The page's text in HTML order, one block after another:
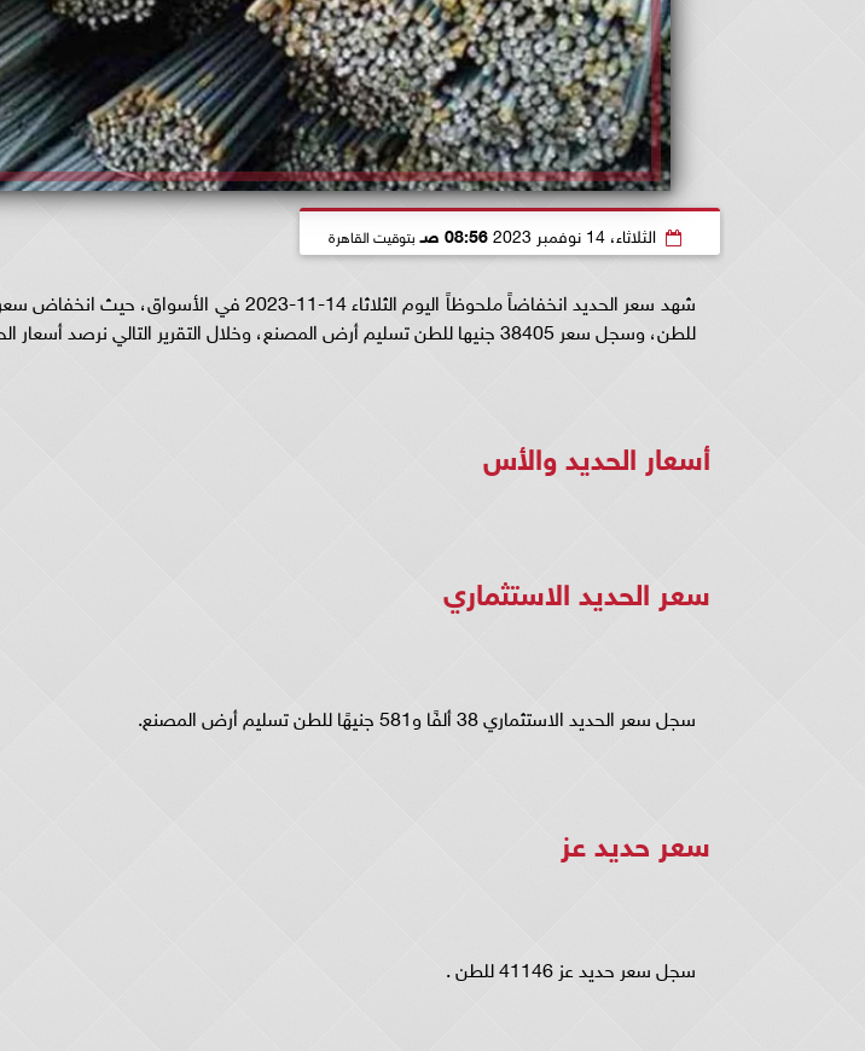
الثلاثاء، 14 نوفمبر 2023 08:56 صـ بتوقيت القاهرة
للطن، وسجل سعر 38405 جنيها للطن تسليم أرض المصنع، وخلال التقرير التالي نرصد أسعار الحديد والأسمنت اليوم الثلاثاء..
أسعار الحديد والأس
سعر الحديد الاستثماري
سجل سعر الحديد الاستثماري 38 ألفًا و581 جنيهًا للطن تسليم أرض المصنع.
سعر حدید عز
سجل سعر حديد عز 41146 للطن .